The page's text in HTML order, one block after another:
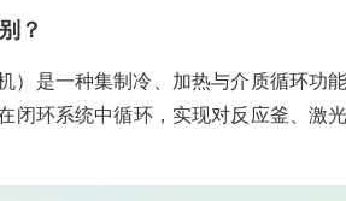
？
）是一种集制冷、加热与介质循环功
闭环系统中循环，实现对反应釜、激